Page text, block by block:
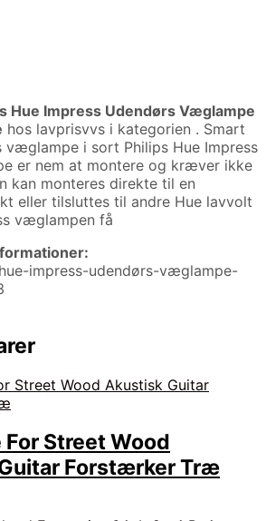
Hue Impress Udendørs Væglampe
hos lavprisvvs i kategorien . Smart
væglampe i sort Philips Hue Impress
er nem at montere og kræver ikke
kan monteres direkte til en
eller tilsluttes til andre Hue lavvolt
væglampen få
impress-udendørs-væglampe-
For Street Wood
Forstærker Træ